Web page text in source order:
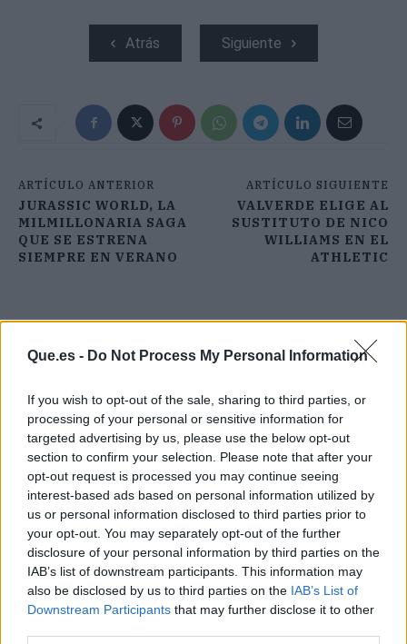
Que.es - Do Not Process My Personal Information
If you wish to opt-out of the sale, sharing to third parties, or
processing of your personal or sensitive information for
targeted advertising by us, please use the below opt-out
section to confirm your selection. Please note that after your
opt-out request is processed you may continue seeing
interest-based ads based on personal information utilized by
us or personal information disclosed to third parties prior to
your opt-out. You may separately opt-out of the further
disclosure of your personal information by third parties on the
IAB’s list of downstream participants. This information may
also be disclosed by us to third parties on the IAB’s List of
Downstream Participants that may further disclose it to other
Atrás Siguiente
ARTÍCULO ANTERIOR
JURASSIC WORLD, LA
MILMILLONARIA SAGA
QUE SE ESTRENA
SIEMPRE EN VERANO
ARTÍCULO SIGUIENTE
VALVERDE ELIGE AL
SUSTITUTO DE NICO
WILLIAMS EN EL
ATHLETIC
Publicidad